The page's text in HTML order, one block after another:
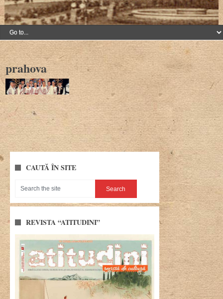
prahova
CAUTĂ ÎN SITE
REVISTA “ATITUDINI”